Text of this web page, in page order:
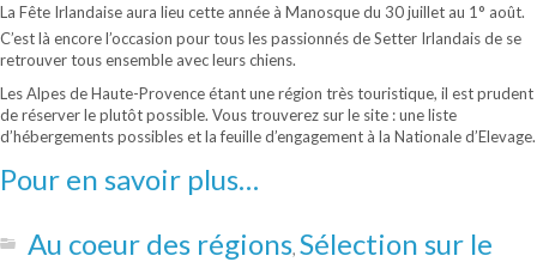
La Fête Irlandaise aura lieu cette année à Manosque du 30 juillet au 1° août.
C’est là encore l’occasion pour tous les passionnés de Setter Irlandais de se
retrouver tous ensemble avec leurs chiens.
Les Alpes de Haute-Provence étant une région très touristique, il est prudent
de réserver le plutôt possible. Vous trouverez sur le site : une liste
d’hébergements possibles et la feuille d’engagement à la Nationale d’Elevage.
Pour en savoir plus…
Au coeur des régions, Sélection sur le